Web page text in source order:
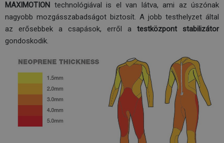
MAXIMOTION
technológiával is el van látva, ami az úszónak
nagyobb mozgásszabadságot biztosít. A jobb testhelyzet által
az erősebbek a csapások, erről a testközpont stabilizátor
gondoskodik.